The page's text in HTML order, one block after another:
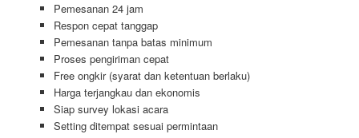
Pemesanan 24 jam
Respon cepat tanggap
Pemesanan tanpa batas minimum
Proses pengiriman cepat
Free ongkir (syarat dan ketentuan berlaku)
Harga terjangkau dan ekonomis
Siap survey lokasi acara
Setting ditempat sesuai permintaan